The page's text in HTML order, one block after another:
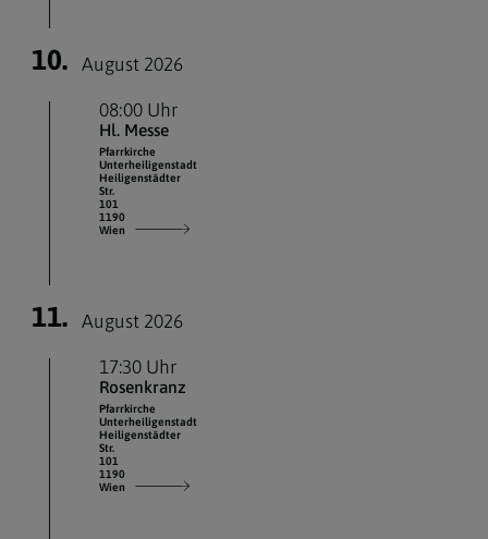
10. August 2026
08:00 Uhr
Hl. Messe
Pfarrkirche
Unterheiligenstadt
Heiligenstädter
Str.
101
1190
Wien
11. August 2026
17:30 Uhr
Rosenkranz
Pfarrkirche
Unterheiligenstadt
Heiligenstädter
Str.
101
1190
Wien